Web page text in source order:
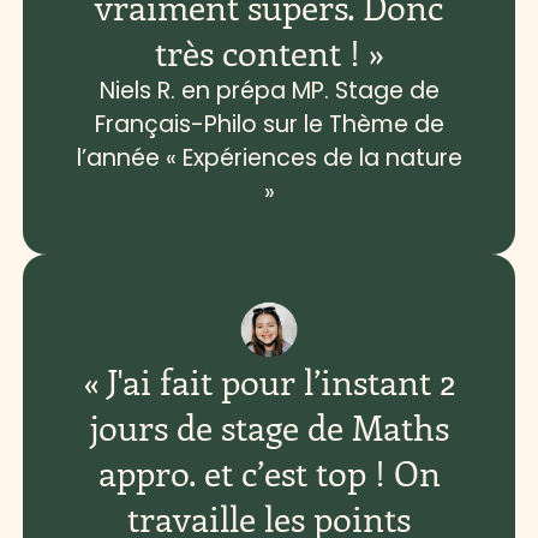
très content ! »
Niels R. en prépa MP. Stage de
Français-Philo sur le Thème de
l’année « Expériences de la nature
»
« J'ai fait pour l’instant 2
jours de stage de Maths
appro. et c’est top ! On
travaille les points